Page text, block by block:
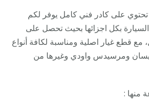
على كادر فني كامل يوفر لكم
بكل اجزائها بحيث تحصل على
مع قطع غيار اصلية ومناسبة لكافة أنواع
ومرسيدس واودي وغيرها من
منها :